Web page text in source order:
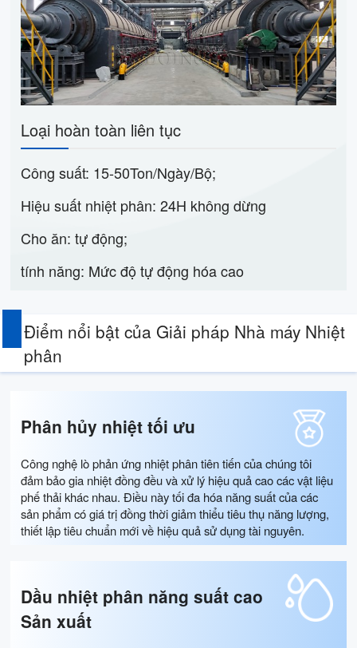
Loại hoàn toàn liên tục
Công suất: 15-50Ton/Ngày/Bộ;
Hiệu suất nhiệt phân: 24H không dừng
Cho ăn: tự động;
tính năng: Mức độ tự động hóa cao
Điểm nổi bật của Giải pháp Nhà máy Nhiệt
phân
Phân hủy nhiệt tối ưu
Công nghệ lò phản ứng nhiệt phân tiên tiến của chúng tôi
đảm bảo gia nhiệt đồng đều và xử lý hiệu quả cao các vật liệu
phế thải khác nhau. Điều này tối đa hóa năng suất của các
sản phẩm có giá trị đồng thời giảm thiểu tiêu thụ năng lượng,
thiết lập tiêu chuẩn mới về hiệu quả sử dụng tài nguyên.
Dầu nhiệt phân năng suất cao
Sản xuất